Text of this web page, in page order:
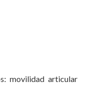
movilidad articular